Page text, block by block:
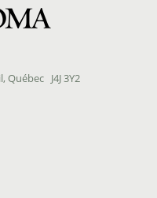
Québec J4J 3Y2